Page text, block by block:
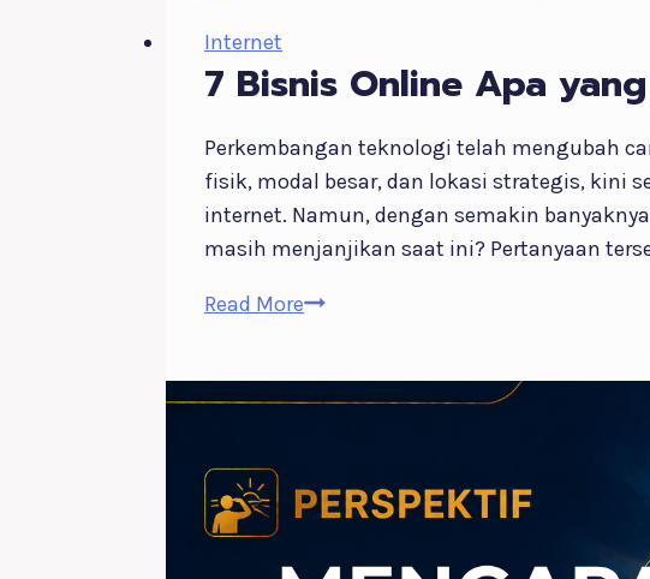
Internet
7 Bisnis Online Apa
Perkembangan teknologi telah mengubah
fisik, modal besar, dan lokasi strategis, kini
internet. Namun, dengan semakin
masih menjanjikan saat ini? Pertanyaan
Read More7
Apa
Menjanjikan
Ini?